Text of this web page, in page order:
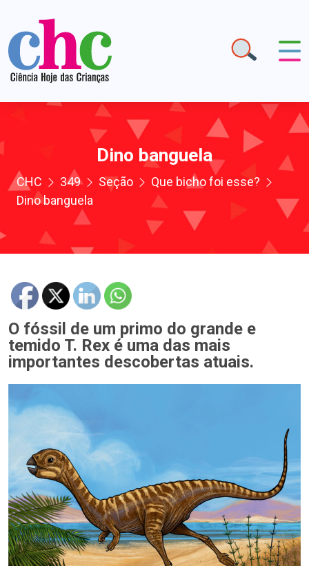
Dino banguela
CHC 349 Seção
Que bicho foi esse?
Dino banguela
O fóssil de um primo do grande e
temido T. Rex é uma das mais
importantes descobertas atuais.